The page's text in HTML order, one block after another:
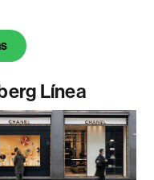
Línea